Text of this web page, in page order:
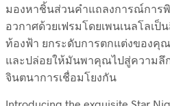
มองหาชิ้นส่วนคำแถลงการณ์การ
อวกาศด้วยเฟรมโดยเพนเนลโลเป็
ท้องฟ้า ยกระดับการตกแต่งของคุ
และปล่อยให้มันพาคุณไปสู่ความลึ
จินตนาการเชื่อมโยงกัน